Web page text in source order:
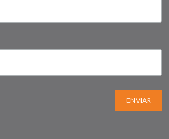
ENVIAR